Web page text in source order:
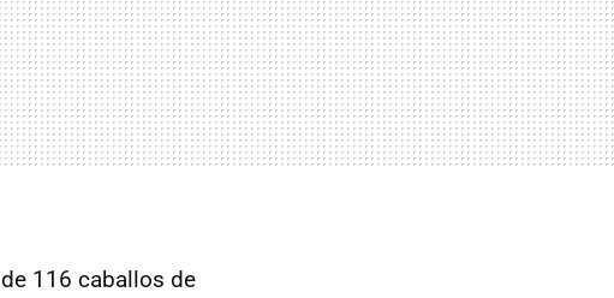
de 116 caballos de